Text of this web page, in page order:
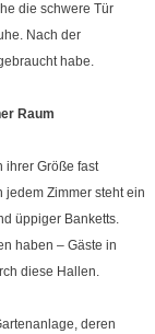
die schwere Tür
Nach der
habe.
Raum
ihrer Größe fast
jedem Zimmer steht ein
üppiger Banketts.
haben – Gäste in
diese Hallen.
deren